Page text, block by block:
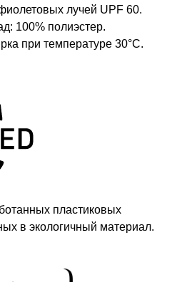
лучей UPF 60.
100% полиэстер.
при температуре 30°C.
пластиковых
в экологичный материал.